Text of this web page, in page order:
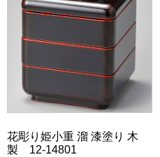
花彫り姫小重 溜 漆塗り 木
製 12-14801